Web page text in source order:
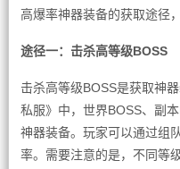
高爆率神器装备的获取途径
途径一：击杀高等级BOSS
击杀高等级BOSS是获取神
私服》中，世界BOSS、副
神器装备。玩家可以通过组
率。需要注意的是，不同等